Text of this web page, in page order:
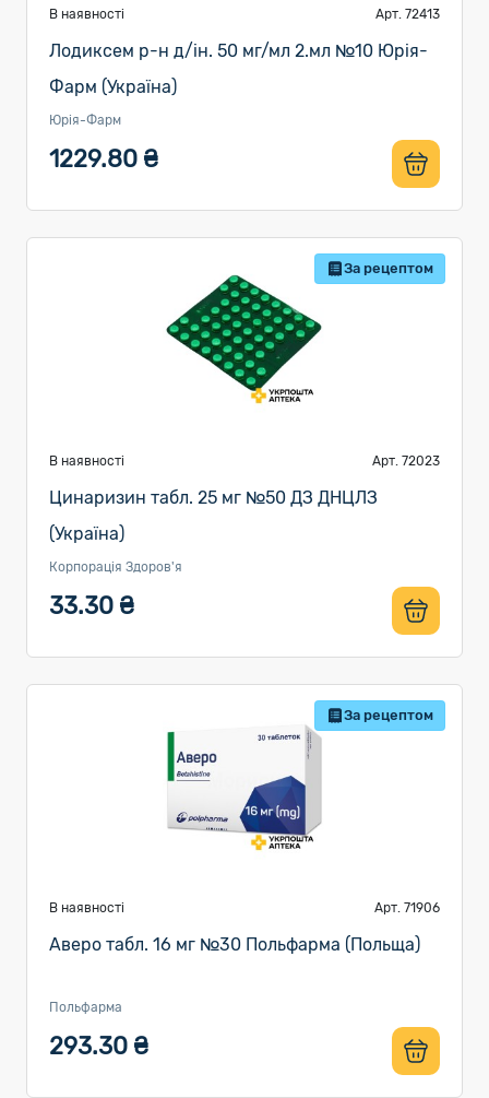
В наявності Арт. 72413
Лодиксем р-н д/ін. 50 мг/мл 2.мл №10 Юрія-
Фарм (Україна)
Юрія-Фарм
1229.80 ₴
За рецептом
В наявності Арт. 72023
Цинаризин табл. 25 мг №50 ДЗ ДНЦЛЗ
(Україна)
Корпорація Здоров'я
33.30 ₴
За рецептом
В наявності Арт. 71906
Аверо табл. 16 мг №30 Польфарма (Польща)
Польфарма
293.30 ₴